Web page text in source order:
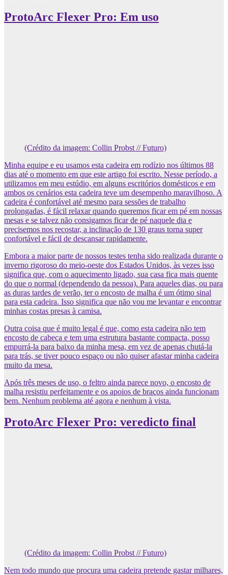
ProtoArc Flexer Pro: Em uso
(Crédito da imagem: Collin Probst // Futuro)
Minha equipe e eu usamos esta cadeira em rodízio nos últimos 88
dias até o momento em que este artigo foi escrito. Nesse período, a
utilizamos em meu estúdio, em alguns escritórios domésticos e em
ambos os cenários esta cadeira teve um desempenho maravilhoso. A
cadeira é confortável até mesmo para sessões de trabalho
prolongadas, é fácil relaxar quando queremos ficar em pé em nossas
mesas e se talvez não consigamos ficar de pé naquele dia e
precisemos nos recostar, a inclinação de 130 graus torna super
confortável e fácil de descansar rapidamente.
Embora a maior parte de nossos testes tenha sido realizada durante o
inverno rigoroso do meio-oeste dos Estados Unidos, às vezes isso
significa que, com o aquecimento ligado, sua casa fica mais quente
do que o normal (dependendo da pessoa). Para aqueles dias, ou para
as duras tardes de verão, ter o encosto de malha é um ótimo sinal
para esta cadeira. Isso significa que não vou me levantar e encontrar
minhas costas presas à camisa.
Outra coisa que é muito legal é que, como esta cadeira não tem
encosto de cabeça e tem uma estrutura bastante compacta, posso
empurrá-la para baixo da minha mesa, em vez de apenas chutá-la
para trás, se tiver pouco espaço ou não quiser afastar minha cadeira
muito da mesa.
Após três meses de uso, o feltro ainda parece novo, o encosto de
malha resistiu perfeitamente e os apoios de braços ainda funcionam
bem. Nenhum problema até agora e nenhum à vista.
ProtoArc Flexer Pro: veredicto final
(Crédito da imagem: Collin Probst // Futuro)
Nem todo mundo que procura uma cadeira pretende gastar milhares,